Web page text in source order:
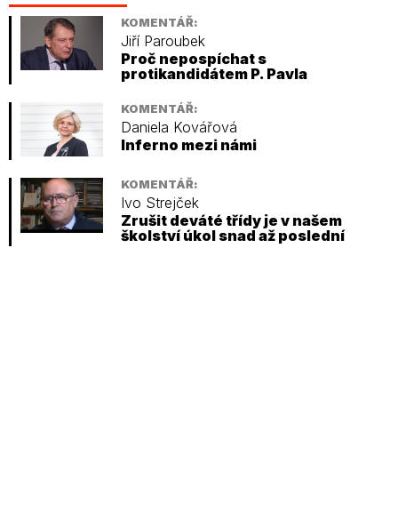
KOMENTÁŘ:
Jiří Paroubek
Proč nepospíchat s
protikandidátem P. Pavla
KOMENTÁŘ:
Daniela Kovářová
Inferno mezi námi
KOMENTÁŘ:
Ivo Strejček
Zrušit deváté třídy je v našem
školství úkol snad až poslední